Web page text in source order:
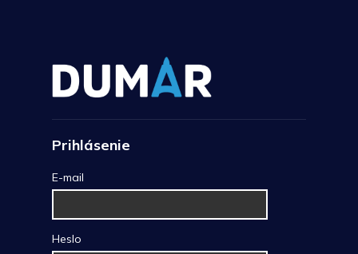
Prihlásenie
E-mail
Heslo